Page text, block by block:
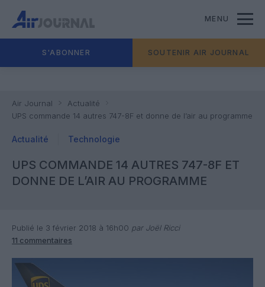
MENU
S'ABONNER SOUTENIR AIR JOURNAL
Air Journal
Actualité
UPS commande 14 autres 747-8F et donne de l’air au programme
Actualité Technologie
UPS COMMANDE 14 AUTRES 747-8F ET
DONNE DE L’AIR AU PROGRAMME
Publié le 3 février 2018 à 16h00 par Joël Ricci
11 commentaires